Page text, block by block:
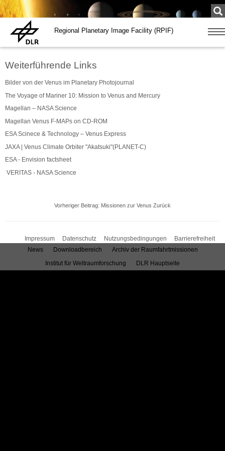
Regional Planetary Image Facility (RPIF)
Zeige
Weiterführende Links
Bilder von der Venus im Planetary Photojournal
The Voyage of Mariner 10: Mission to Venus and Mercury
Magellan – NASA Science
Magellan Venus F-MAPs on CD-ROM
ESA Scinece & Technology – Venus Express
JAXA | Venus Climate Orbiter "Akatsuki"(PLANET-C)
ESA - Envision factsheet
VERITAS - NASA Science
Vorheriger Beitrag: Missionen zur Venus Zurück
Impressum Datenschutz Nutzungsbedingungen
Barrierefreiheit
News
Downloadbereich
Archiv der Raumfahrtmissionen
Institut für Weltraumforschung
DLR Hauptseite